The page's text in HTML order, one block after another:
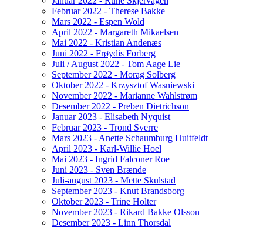
Februar 2022 - Therese Bakke
Mars 2022 - Espen Wold
April 2022 - Margareth Mikaelsen
Mai 2022 - Kristian Andenæs
Juni 2022 - Frøydis Forberg
Juli / August 2022 - Tom Aage Lie
September 2022 - Morag Solberg
Oktober 2022 - Krzysztof Wasniewski
November 2022 - Marianne Wahlstrøm
Desember 2022 - Preben Dietrichson
Januar 2023 - Elisabeth Nyquist
Februar 2023 - Trond Sverre
Mars 2023 - Anette Schaumburg Huitfeldt
April 2023 - Karl-Willie Hoel
Mai 2023 - Ingrid Falconer Roe
Juni 2023 - Sven Brænde
Juli-august 2023 - Mette Skulstad
September 2023 - Knut Brandsborg
Oktober 2023 - Trine Holter
November 2023 - Rikard Bakke Olsson
Desember 2023 - Linn Thorsdal